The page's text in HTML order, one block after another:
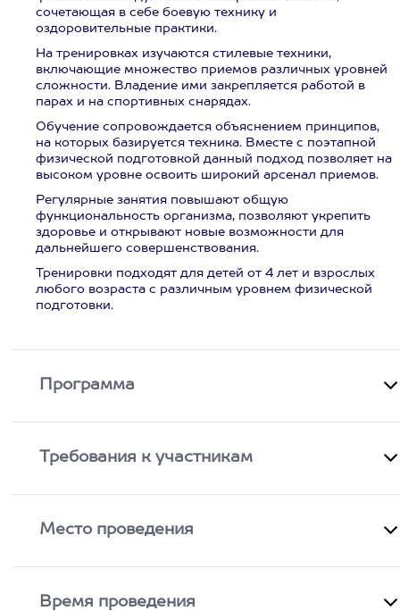
сочетающая в себе боевую технику и
оздоровительные практики.
На тренировках изучаются стилевые техники,
включающие множество приемов различных уровней
сложности. Владение ими закрепляется работой в
парах и на спортивных снарядах.
Обучение сопровождается объяснением принципов,
на которых базируется техника. Вместе с поэтапной
физической подготовкой данный подход позволяет на
высоком уровне освоить широкий арсенал приемов.
Регулярные занятия повышают общую
функциональность организма, позволяют укрепить
здоровье и открывают новые возможности для
дальнейшего совершенствования.
Тренировки подходят для детей от 4 лет и взрослых
любого возраста с различным уровнем физической
подготовки.
Программа
Требования к участникам
Место проведения
Время проведения